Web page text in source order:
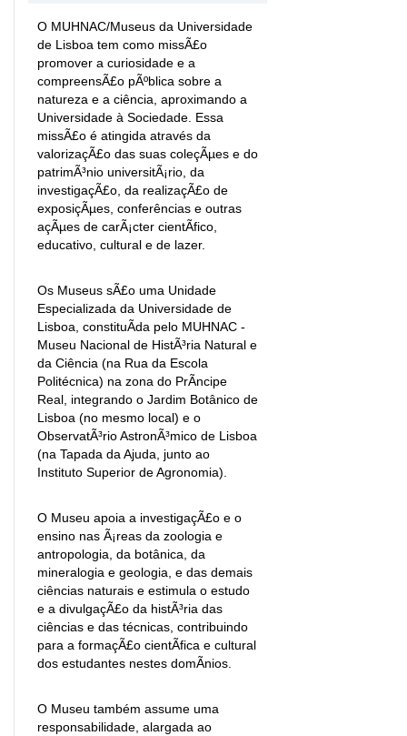
O MUHNAC/Museus da Universidade
de Lisboa tem como missÃ£o
promover a curiosidade e a
compreensÃ£o pÃºblica sobre a
natureza e a ciência, aproximando a
Universidade à Sociedade. Essa
missÃ£o é atingida através da
valorizaçÃ£o das suas coleçÃµes e do
patrimÃ³nio universitÃ¡rio, da
investigaçÃ£o, da realizaçÃ£o de
exposiçÃµes, conferências e outras
açÃµes de carÃ¡cter cientÃ­fico,
educativo, cultural e de lazer.
Os Museus sÃ£o uma Unidade
Especializada da Universidade de
Lisboa, constituÃ­da pelo MUHNAC -
Museu Nacional de HistÃ³ria Natural e
da Ciência (na Rua da Escola
Politécnica) na zona do PrÃ­ncipe
Real, integrando o Jardim Botânico de
Lisboa (no mesmo local) e o
ObservatÃ³rio AstronÃ³mico de Lisboa
(na Tapada da Ajuda, junto ao
Instituto Superior de Agronomia).
O Museu apoia a investigaçÃ£o e o
ensino nas Ã¡reas da zoologia e
antropologia, da botânica, da
mineralogia e geologia, e das demais
ciências naturais e estimula o estudo
e a divulgaçÃ£o da histÃ³ria das
ciências e das técnicas, contribuindo
para a formaçÃ£o cientÃ­fica e cultural
dos estudantes nestes domÃ­nios.
O Museu também assume uma
responsabilidade, alargada ao